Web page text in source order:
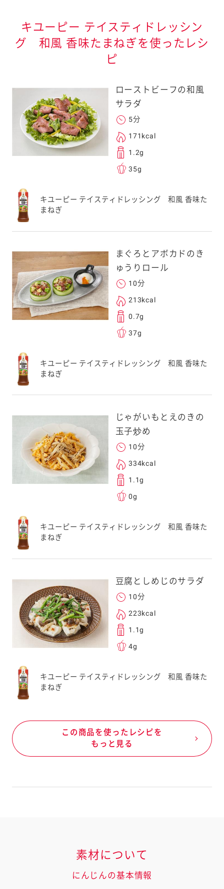
キユーピー テイスティドレッシン
グ 和風 香味たまねぎを使ったレシ
ピ
ローストビーフの和風
サラダ
5分
171kcal
1.2g
35g
キユーピー テイスティドレッシング 和風 香味た
まねぎ
まぐろとアボカドのき
ゅうりロール
10分
213kcal
0.7g
37g
キユーピー テイスティドレッシング 和風 香味た
まねぎ
じゃがいもとえのきの
玉子炒め
10分
334kcal
1.1g
0g
キユーピー テイスティドレッシング 和風 香味た
まねぎ
豆腐としめじのサラダ
10分
223kcal
1.1g
4g
キユーピー テイスティドレッシング 和風 香味た
まねぎ
この商品を使ったレシピを
もっと見る
素材について
にんじんの基本情報